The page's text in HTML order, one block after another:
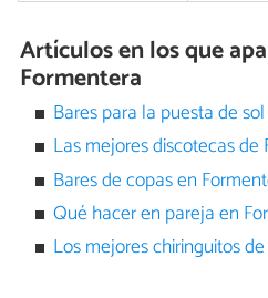
Artículos en los que
Formentera
Bares para la puesta de
Las mejores discotecas de
Bares de copas en
Qué hacer en pareja en
Los mejores chiringuitos